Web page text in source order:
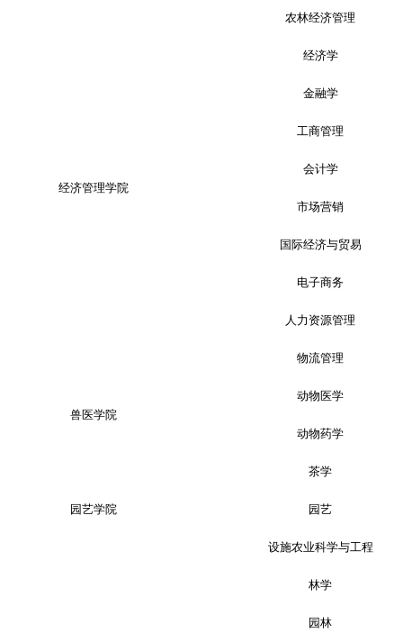
经济管理学院
农林经济管理
经济学
金融学
工商管理
会计学
市场营销
国际经济与贸易
电子商务
人力资源管理
物流管理
兽医学院
动物医学
动物药学
园艺学院
茶学
园艺
设施农业科学与工程
林学
园林